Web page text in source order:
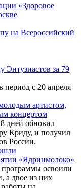
«Здоровое
на Всероссийский
Энтузиастов за 79
с 20 апреля
артистом,
концертом
дней обновил
Криду, и получил
России.
«Ядринмолоко»
программы освоили
а двое из них